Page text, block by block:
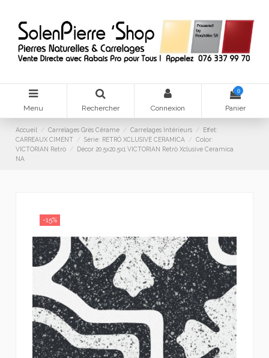
Menu Rechercher Connexion
0
Panier
Accueil Carrelages Grès Cérame Carrelages Intérieurs
Effet:
CARREAUX CIMENT
Série: RETRÒ XCLUSIVE CERAMICA
Color:
VICTORIAN Retrò
Décor 20.5x20.5x1 VICTORIAN Retrò Xclusive Ceramica
NA
-15%